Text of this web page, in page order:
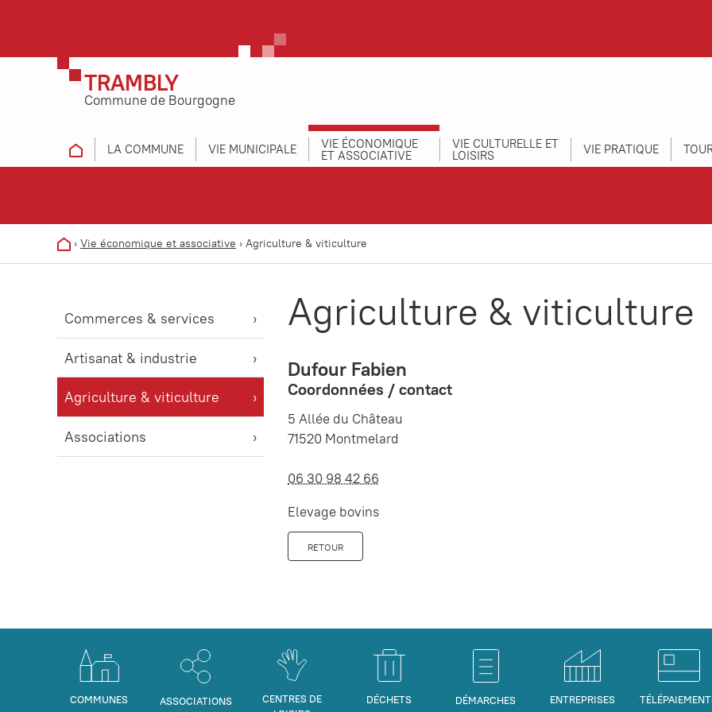
TRAMBLY
Commune de Bourgogne
LA COMMUNE VIE MUNICIPALE VIE ÉCONOMIQUE
ET ASSOCIATIVE
VIE CULTURELLE ET
LOISIRS VIE PRATIQUE
› Vie économique et associative › Agriculture & viticulture
Commerces & services
Artisanat & industrie
Agriculture & viticulture
Associations
Agriculture & viticulture
Dufour Fabien
Coordonnées / contact
5 Allée du Château
71520 Montmelard
06 30 98 42 66
Elevage bovins
RETOUR
COMMUNES ASSOCIATIONS
CENTRES DE
DÉCHETS DÉMARCHES ENTREPRISES